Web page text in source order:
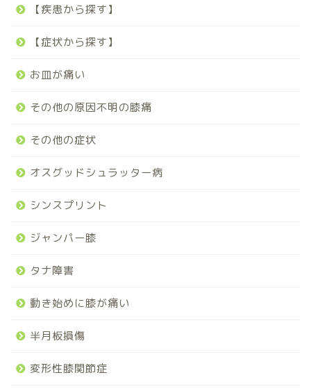
【疾患から探す】
【症状から探す】
お皿が痛い
その他の原因不明の膝痛
その他の症状
オスグッドシュラッター病
シンスプリント
ジャンパー膝
タナ障害
動き始めに膝が痛い
半月板損傷
変形性膝関節症